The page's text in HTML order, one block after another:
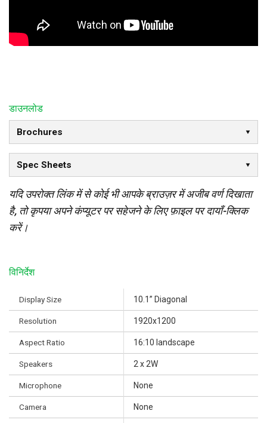
डाउनलोड
Brochures
Spec Sheets
यदि उपरोक्त लिंक में से कोई भी आपके ब्राउज़र में अजीब वर्ण दिखाता
है, तो कृपया अपने कंप्यूटर पर सहेजने के लिए फ़ाइल पर दायाँ-क्लिक
करें।
विनिर्देश
Display Size 10.1” Diagonal
Resolution 1920x1200
Aspect Ratio 16:10 landscape
Speakers 2 x 2W
Microphone None
Camera None